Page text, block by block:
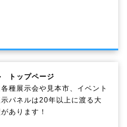
トップページ
種展示会や見本市、イベント
パネルは20年以上に渡る大
あります！